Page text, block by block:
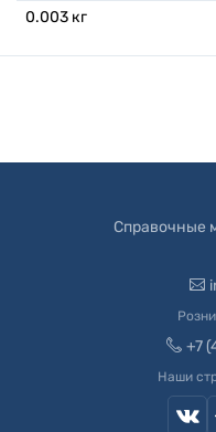
0.003 кг
Справочные
+7
Наши